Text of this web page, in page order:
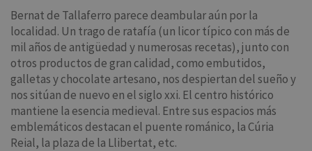
Bernat de Tallaferro parece deambular aún por la
localidad. Un trago de ratafía (un licor típico con más de
mil años de antigüedad y numerosas recetas), junto con
otros productos de gran calidad, como embutidos,
galletas y chocolate artesano, nos despiertan del sueño y
nos sitúan de nuevo en el siglo xxi. El centro histórico
mantiene la esencia medieval. Entre sus espacios más
emblemáticos destacan el puente románico, la Cúria
Reial, la plaza de la Llibertat, etc.